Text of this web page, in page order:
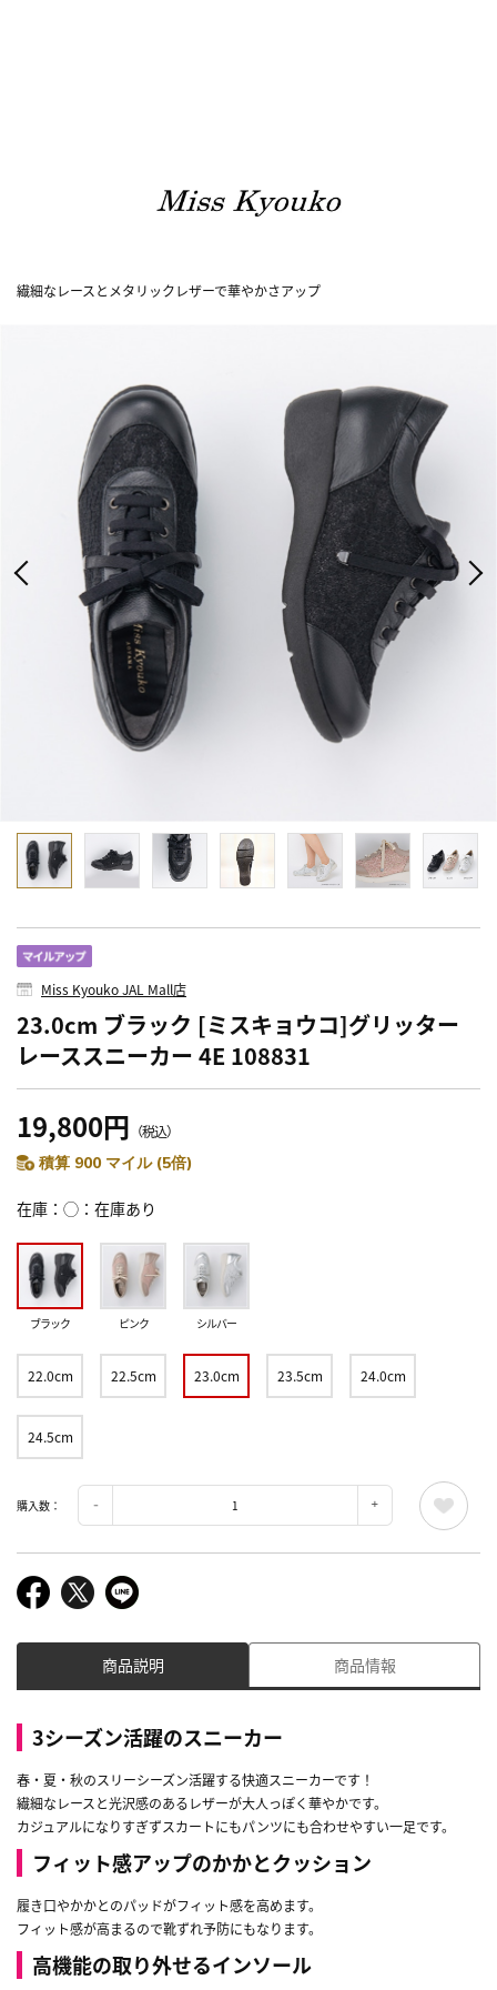
繊細なレースとメタリックレザーで華やかさアップ
Miss Kyouko JAL Mall店
23.0cm ブラック [ミスキョウコ]グリッター
レーススニーカー 4E 108831
19,800円 （税込）
積算 900 マイル (5倍)
在庫 ◯：在庫あり
ブラック ピンク シルバー
22.0cm 22.5cm 23.0cm 23.5cm 24.0cm
24.5cm
購入数：
商品説明 商品情報
3シーズン活躍のスニーカー
春・夏・秋のスリーシーズン活躍する快適スニーカーです！
繊細なレースと光沢感のあるレザーが大人っぽく華やかです。
カジュアルになりすぎずスカートにもパンツにも合わせやすい一足です。
フィット感アップのかかとクッション
履き口やかかとのパッドがフィット感を高めます。
フィット感が高まるので靴ずれ予防にもなります。
高機能の取り外せるインソール